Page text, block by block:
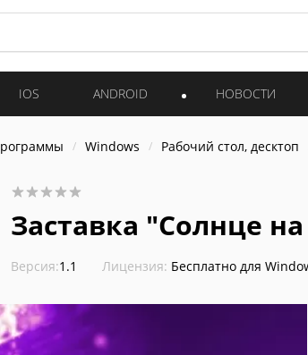
IOS ANDROID НОВОСТИ
Windows Рабочий стол, десктоп
Заставка "Солнце
Версия:1.1 Лицензия: Бесплатно для